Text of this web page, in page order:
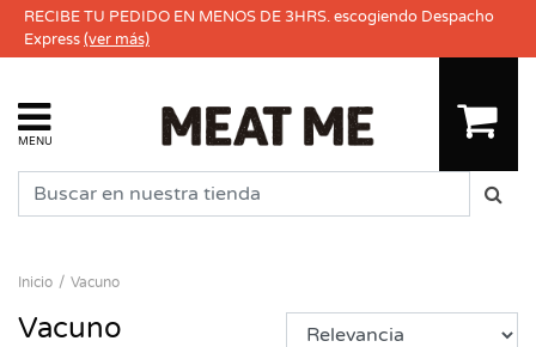
RECIBE TU PEDIDO EN MENOS DE 3HRS. escogiendo Despacho
Express(ver más)
MENU
Inicio Vacuno
Vacuno